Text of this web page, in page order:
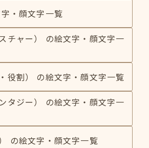
・顔文字一覧
チャー） の絵文字・顔文字一
役割） の絵文字・顔文字一覧
タジー） の絵文字・顔文字一
の絵文字・顔文字一覧